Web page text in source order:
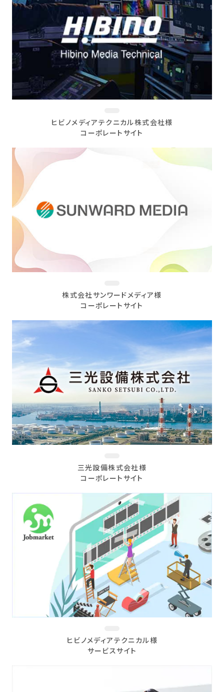
ヒビノメディアテクニカル株式会社様
コーポレートサイト
株式会社サンワードメディア様
コーポレートサイト
三光設備株式会社様
コーポレートサイト
ヒビノメディアテクニカル様
サービスサイト